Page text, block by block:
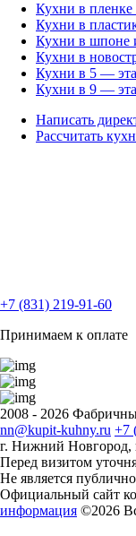
Кухни в
Кухни в
Кухни в шпоне
Кухни в
Кухни в 5 —
Кухни в 9 —
Написать
Рассчитать
+7 (831) 219-91-60
Принимаем к оплате
2008 - 2026
nn@kupit-kuhny.ru +7
г. Нижний Новгород,
Перед визитом
Не является
Официальный сайт
информация ©2026